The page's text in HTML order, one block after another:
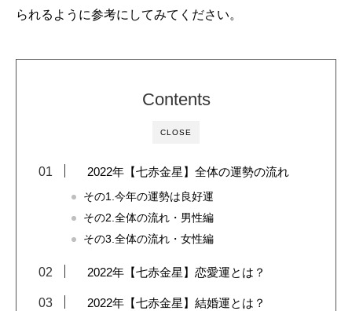
られるように参考にしてみてください。
CLOSE
Contents
2022年【七赤金星】全体の運勢の流れ
その1.今年の運勢は良好運
その2.全体の流れ・男性編
その3.全体の流れ・女性編
2022年【七赤金星】恋愛運とは？
2022年【七赤金星】結婚運とは？